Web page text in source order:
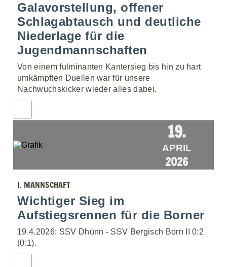
Galavorstellung, offener
Schlagabtausch und deutliche
Niederlage für die
Jugendmannschaften
Von einem fulminanten Kantersieg bis hin zu hart
umkämpften Duellen war für unsere
Nachwuchskicker wieder alles dabei.
19.
APRIL
2026
I. MANNSCHAFT
Wichtiger Sieg im
Aufstiegsrennen für die Borner
19.4.2026: SSV Dhünn - SSV Bergisch Born II 0:2
(0:1).